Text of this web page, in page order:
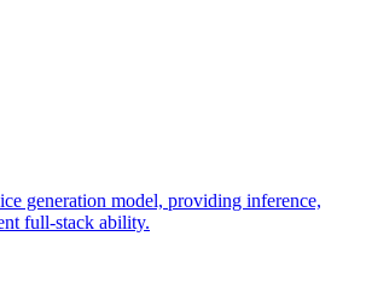
generation model, providing inference,
full-stack ability.